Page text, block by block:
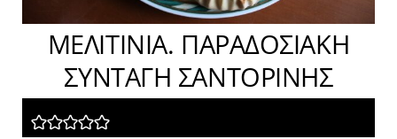
ΜΕΛΙΤΙΝΙΑ. ΠΑΡΑΔΟΣΙΑΚΗ
ΣΥΝΤΑΓΗ ΣΑΝΤΟΡΙΝΗΣ